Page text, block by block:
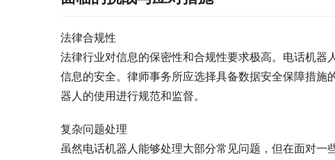
法律合规性
法律行业对信息的保密性和合规性要求极高。电话机
信息的安全。律师事务所应选择具备数据安全保障措
器人的使用进行规范和监督。
复杂问题处理
虽然电话机器人能够处理大部分常见问题，但在面对